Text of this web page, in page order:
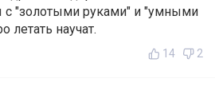
"золотыми руками" и "умными
летать научат.
14 2